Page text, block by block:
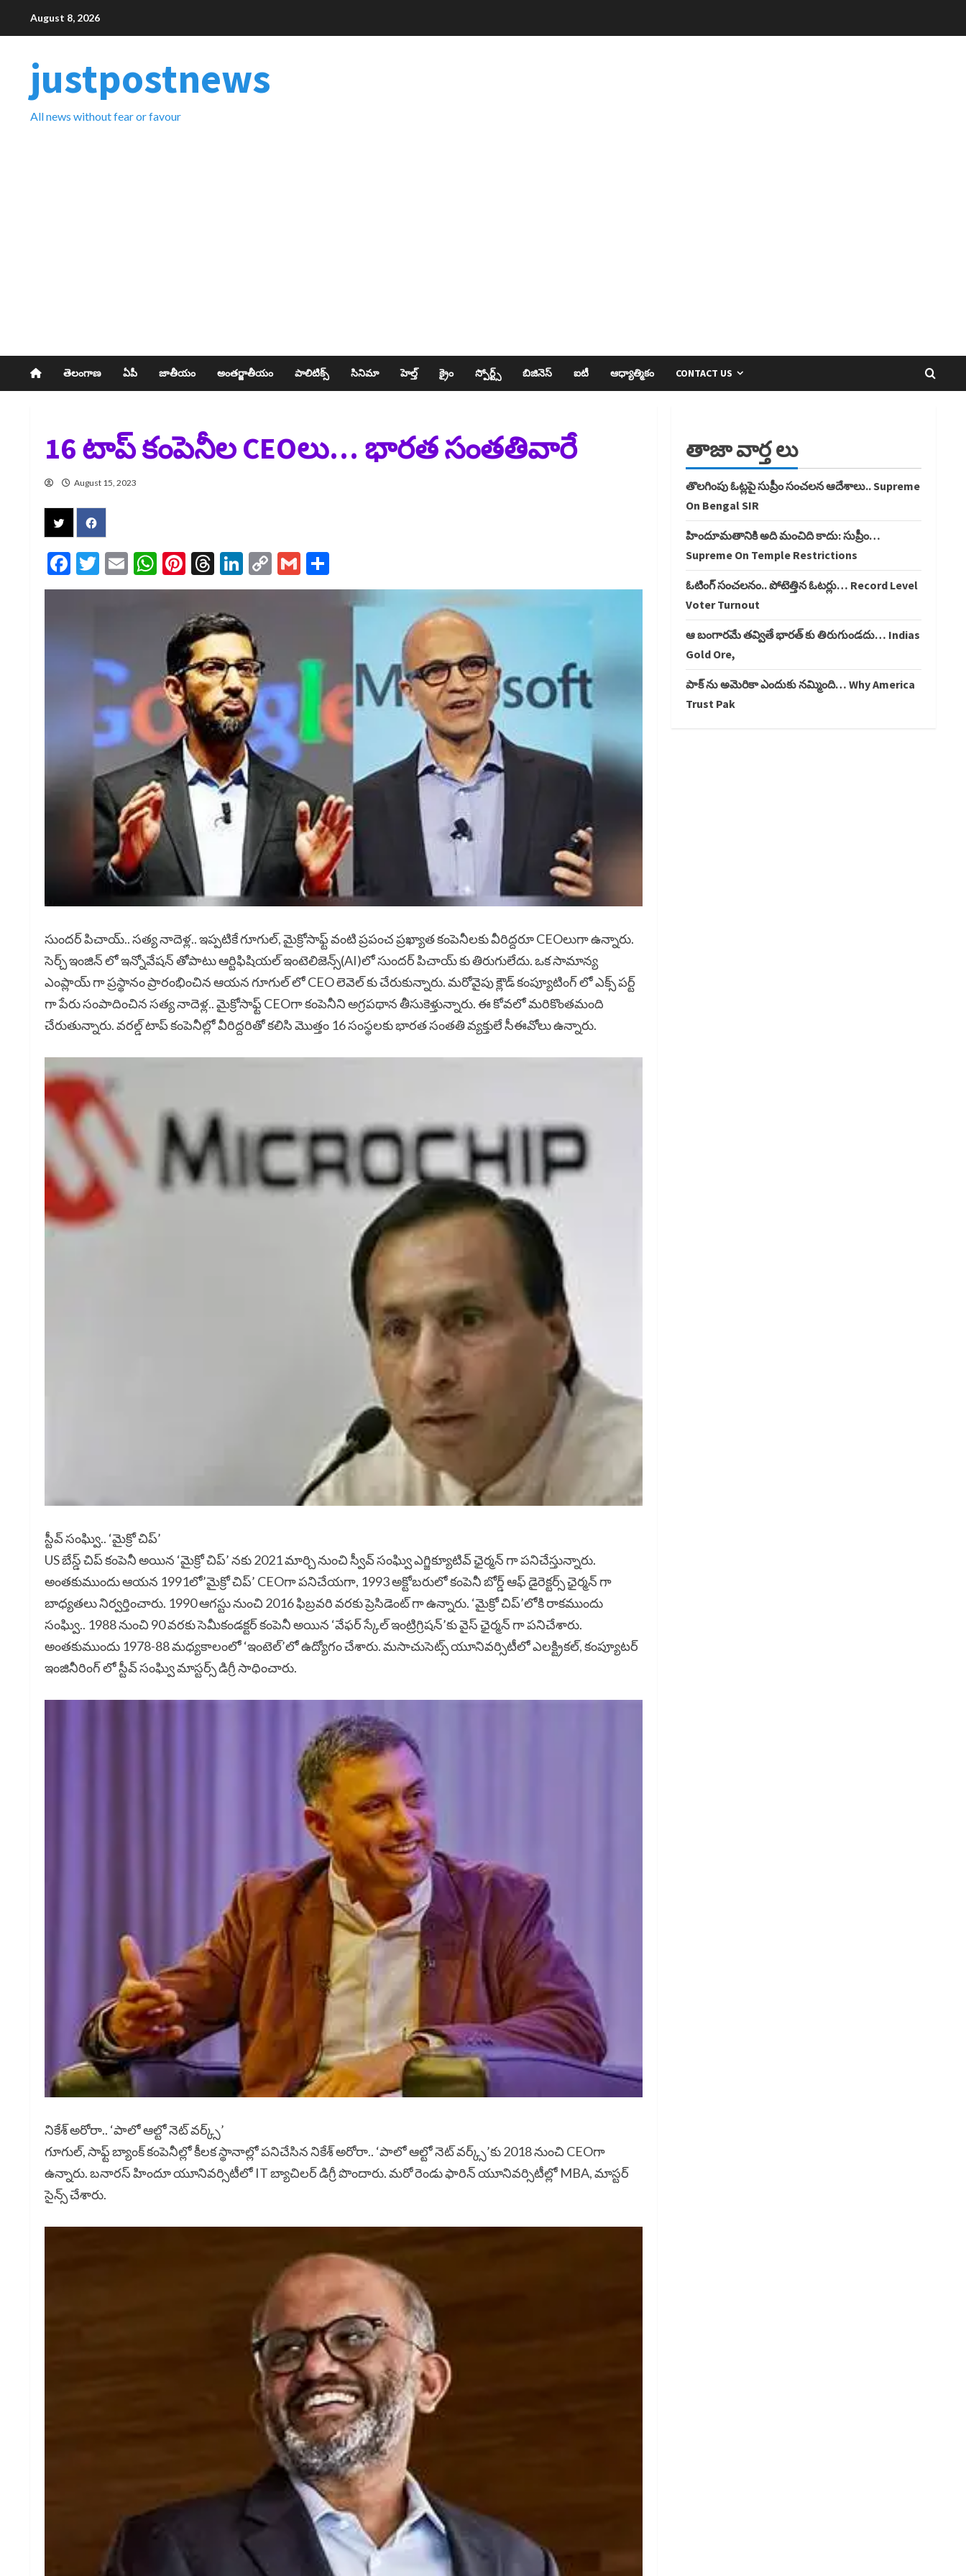
August 8, 2026
justpostnews
All news without fear or favour
తెలంగాణ ఏపీ జాతీయం అంతర్జాతీయం పాలిటిక్స్​ సినిమా హెల్త్​ క్రైం స్పోర్ట్స్​ బిజినెస్​ ఐటీ ఆధ్యాత్మికం CONTACT US
16 టాప్ కంపెనీల CEOలు… భారత సంతతివారే
August 15, 2023
Facebook
Twitter
EmailWhatsApp
Pinterest
Threads
LinkedIn
Copy
Link
Gmail
సుందర్ పిచాయ్.. సత్య నాదెళ్ల.. ఇప్పటికే గూగుల్, మైక్రోసాఫ్ట్ వంటి ప్రపంచ ప్రఖ్యాత కంపెనీలకు వీరిద్దరూ CEOలుగా ఉన్నారు.
సెర్చ్ ఇంజిన్ లో ఇన్నోవేషన్ తోపాటు ఆర్టిఫిషియల్ ఇంటెలిజెన్స్(AI)లో సుందర్ పిచాయ్ కు తిరుగులేదు. ఒక సామాన్య
ఎంప్లాయ్ గా ప్రస్థానం ప్రారంభించిన ఆయన గూగుల్ లో CEO లెవెల్ కు చేరుకున్నారు. మరోవైపు క్లౌడ్ కంప్యూటింగ్ లో ఎక్స్ పర్ట్
గా పేరు సంపాదించిన సత్య నాదెళ్ల.. మైక్రోసాఫ్ట్ CEOగా కంపెనీని అగ్రపథాన తీసుకెళ్తున్నారు. ఈ కోవలో మరికొంతమంది
చేరుతున్నారు. వరల్డ్ టాప్ కంపెనీల్లో వీరిద్దరితో కలిసి మొత్తం 16 సంస్థలకు భారత సంతతి వ్యక్తులే సీఈవోలు ఉన్నారు.
స్టీవ్ సంఘ్వి.. ‘మైక్రో చిప్’
US బేస్డ్ చిప్ కంపెనీ అయిన ‘మైక్రో చిప్’ నకు 2021 మార్చి నుంచి స్వీవ్ సంఘ్వి ఎగ్జిక్యూటివ్ ఛైర్మన్ గా పనిచేస్తున్నారు.
అంతకుముందు ఆయన 1991లో’మైక్రో చిప్’ CEOగా పనిచేయగా, 1993 అక్టోబరులో కంపెనీ బోర్డ్ ఆఫ్ డైరెక్టర్స్ ఛైర్మన్ గా
బాధ్యతలు నిర్వర్తించారు. 1990 ఆగస్టు నుంచి 2016 ఫిబ్రవరి వరకు ప్రెసిడెంట్ గా ఉన్నారు. ‘మైక్రో చిప్’లోకి రాకముందు
సంఘ్వి.. 1988 నుంచి 90 వరకు సెమీకండక్టర్ కంపెనీ అయిన ‘వేఫర్ స్కేల్ ఇంట్రిగ్రిషన్’కు వైస్ ఛైర్మన్ గా పనిచేశారు.
అంతకుముందు 1978-88 మధ్యకాలంలో ‘ఇంటెల్’లో ఉద్యోగం చేశారు. మసాచుసెట్స్ యూనివర్సిటీలో ఎలక్ట్రికల్, కంప్యూటర్
ఇంజినీరింగ్ లో స్టీవ్ సంఘ్వి మాస్టర్స్ డిగ్రీ సాధించారు.
నికేశ్ అరోరా.. ‘పాలో ఆల్టో నెట్ వర్క్స్’
గూగుల్, సాఫ్ట్ బ్యాంక్ కంపెనీల్లో కీలక స్థానాల్లో పనిచేసిన నికేశ్ అరోరా.. ‘పాలో ఆల్టో నెట్ వర్క్స్’కు 2018 నుంచి CEOగా
ఉన్నారు. బనారస్ హిందూ యూనివర్సిటీలో IT బ్యాచిలర్ డిగ్రీ పొందారు. మరో రెండు ఫారిన్ యూనివర్సిటీల్లో MBA, మాస్టర్
సైన్స్ చేశారు.
తాజా వార్త లు
తొలగింపు ఓట్లపై సుప్రీం సంచలన ఆదేశాలు.. Supreme
On Bengal SIR
హిందూమతానికి అది మంచిది కాదు: సుప్రీం…
Supreme On Temple Restrictions
ఓటింగ్ సంచలనం.. పోటెత్తిన ఓటర్లు… Record Level
Voter Turnout
ఆ బంగారమే తవ్వితే భారత్ కు తిరుగుండదు… Indias
Gold Ore,
పాక్ ను అమెరికా ఎందుకు నమ్మింది… Why America
Trust Pak